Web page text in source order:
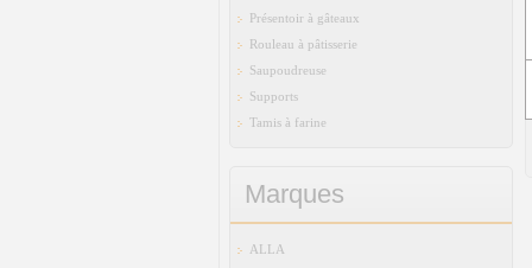
Présentoir à gâteaux
Rouleau à pâtisserie
Saupoudreuse
Supports
Tamis à farine
Marques
ALLA